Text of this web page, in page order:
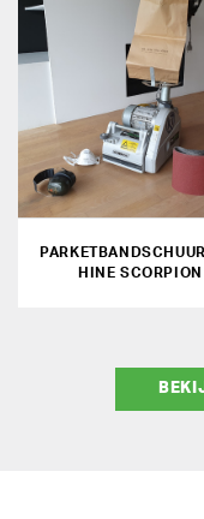
HINE SCORPION